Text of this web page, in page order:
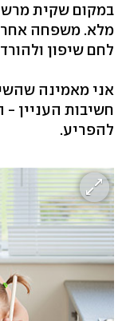
במקום שקית
מלא. משפחה
לחם שיפון
אני מאמינה
חשיבות העניין -
להפריע.